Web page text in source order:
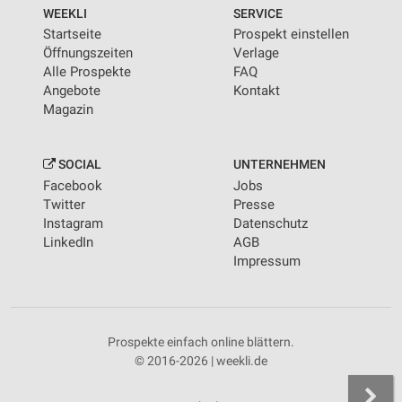
WEEKLI
Startseite
Öffnungszeiten
Alle Prospekte
Angebote
Magazin
SERVICE
Prospekt einstellen
Verlage
FAQ
Kontakt
SOCIAL
Facebook
Twitter
Instagram
LinkedIn
UNTERNEHMEN
Jobs
Presse
Datenschutz
AGB
Impressum
Prospekte einfach online blättern.
© 2016-2026 | weekli.de
von Inhalten
Verwendung von Profilen zur Auswahl
personalisierter Inhalte
Messung der Werbeleistung
Analyse von Zielgruppen durch Statistiken oder
Kombinationen von Daten aus verschiedenen
Quellen
Entwicklung und Verbesserung der Angebote
Verwendung genauer Standortdaten